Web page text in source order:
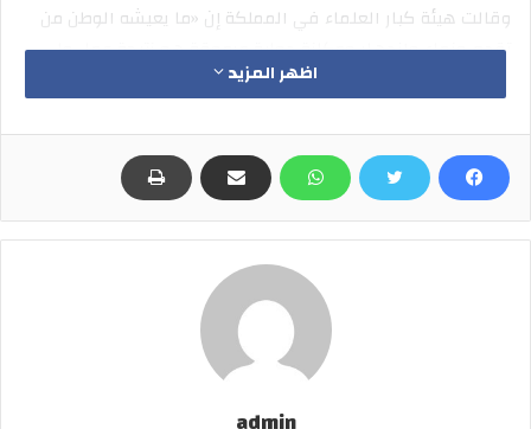
وقالت هيئة كبار العلماء في المملكة إن «ما يعيشه الوطن من
تقدم ونماء وازدهار ومكانة دولية مرموقة هو نتيجة عمل ولي
العهد الدؤوب ورؤيته الثاقبة»، مضيفة أن «الثقة الملكية الكريمة
لما يتمتع به من إخلاص وتفان وعمل دؤوب ورؤية ثاقبة في خدمة
دينه ومليكه ووطنه».
كما أصدرت منظمة التعاون الإسلامي تهنئة لولي العهد بمناسبة
صدور الأمر الملكي بأن يكون رئيساً لمجلس الوزراء، كما تقدم
أمراء المناطق بالتهنئة للامير محمد.وكان خادم الحرمين الشريفين،
الملك سلمان بن عبدالعزيز، أصدر أمس الأول، أمراً ملكياً قضى
بتعيين الأمير محمد بن سلمان رئيساً لمجلس الوزراء «استثناءً من
حكم المادة السادسة والخمسين من النظام الأساسي للحكم،
ومن الأحكام ذات الصلة الواردة في نظام مجلس الوزراء»، كما
اظهر المزيد